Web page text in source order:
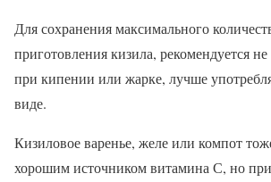
Для сохранения максимального
приготовления кизила, рекомендуется не
при кипении или жарке, лучше
виде.
Кизиловое варенье, желе или компот
хорошим источником витамина С, но